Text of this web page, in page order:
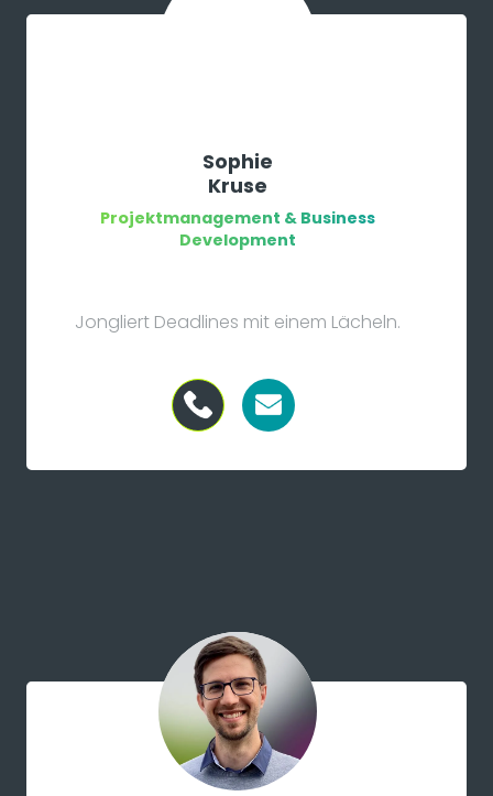
Über
Unsund
unserTeam
Sophie
Kruse
Projektmanagement & Business
Development
Jongliert Deadlines mit einem Lächeln.